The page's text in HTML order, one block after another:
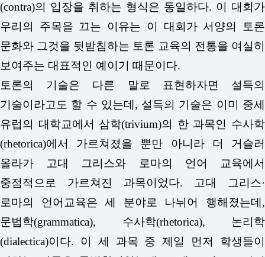
(contra)의 입장을 취하는 형식은 동일하다. 이 대회가
우리의 주목을 끄는 이유는 이 대회가 서양의 토론
문화와 그것을 뒷받침하는 토론 교육의 전통을 여실히
보여주는 대표적인 예이기 때문이다.
토론의 기술은 다른 말로 표현하자면 설득의
기술이라고도 할 수 있는데, 설득의 기술은 이미 중세
유럽의 대학교에서 삼학(trivium)의 한 과목인 수사학
(rhetorica)에서 가르쳐졌을 뿐만 아니라 더 거슬러
올라가 고대 그리스와 로마의 언어 교육에서
중점적으로 가르쳐진 과목이었다. 고대 그리스·
로마의 언어교육은 세 분야로 나뉘어 행해졌는데,
문법학(grammatica), 수사학(rhetorica), 논리학
(dialectica)이다. 이 세 과목 중 제일 먼저 학생들이